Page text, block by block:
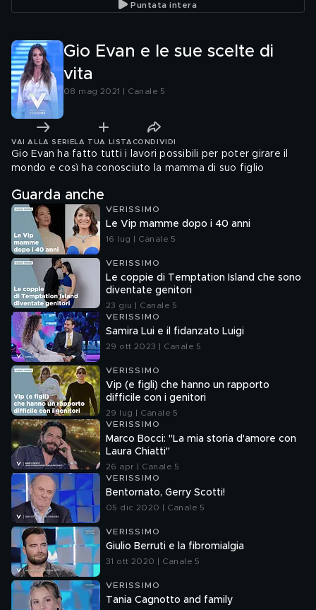
Puntata intera
Gio Evan e le sue scelte di
vita
08 mag 2021 | Canale 5
VAI ALLA SERIE LA TUA LISTA CONDIVIDI
Gio Evan ha fatto tutti i lavori possibili per poter girare il
mondo e così ha conosciuto la mamma di suo figlio
Guarda anche
VERISSIMO
Le Vip mamme dopo i 40 anni
16 lug | Canale 5
VERISSIMO
Le coppie di Temptation Island che sono
diventate genitori
23 giu | Canale 5
VERISSIMO
Samira Lui e il fidanzato Luigi
29 ott 2023 | Canale 5
VERISSIMO
Vip (e figli) che hanno un rapporto
difficile con i genitori
29 lug | Canale 5
VERISSIMO
Marco Bocci: "La mia storia d'amore con
Laura Chiatti"
26 apr | Canale 5
VERISSIMO
Bentornato, Gerry Scotti!
05 dic 2020 | Canale 5
VERISSIMO
Giulio Berruti e la fibromialgia
31 ott 2020 | Canale 5
VERISSIMO
Tania Cagnotto and family